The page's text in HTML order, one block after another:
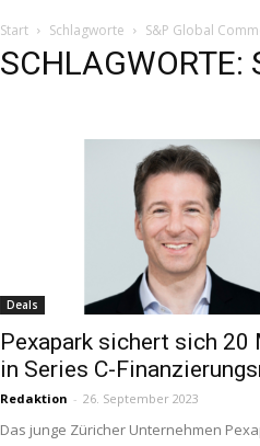
Start Schlagworte S&P Global
Deals
Pexapark sichert sich 20
in Series C-
Redaktion - 26. September 2023
Das junge Züricher Unternehmen